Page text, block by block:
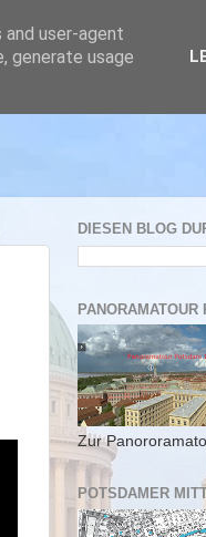
DIESEN BLOG
PANORAMATOUR
Zur
POTSDAMER
user-agent
generate usage